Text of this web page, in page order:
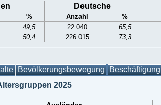
Deutsche
% Anzahl %
49,5 22.040 65,5
50,4 226.015 73,3
Bevölkerungsbewegung Beschäftigung
2025